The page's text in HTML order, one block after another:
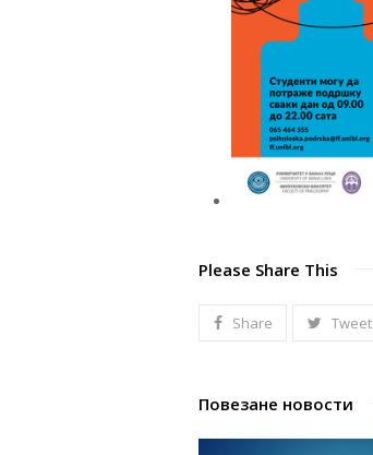
Please Share This
Share Tweet
Повезане новости